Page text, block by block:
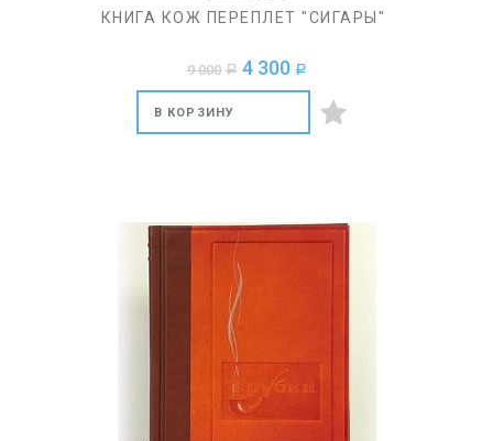
КНИГА КОЖ ПЕРЕПЛЕТ "СИГАРЫ"
9 000 a 4 300 a
В КОРЗИНУ